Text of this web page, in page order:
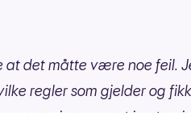
at det måtte være noe feil.
regler som gjelder og